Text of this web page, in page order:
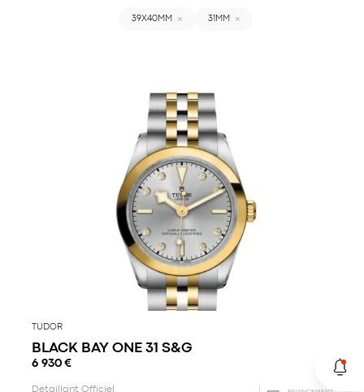
39X40MM 31MM
TUDOR
BLACK BAY ONE 31 S&G
6 930 €
Détaillant Officiel